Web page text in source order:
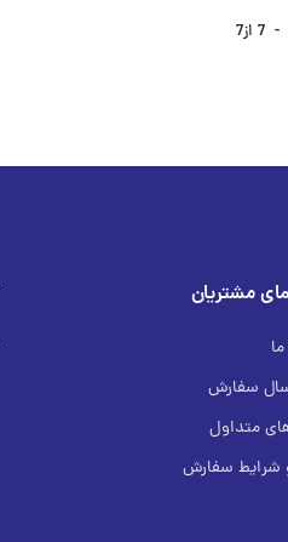
-
7 از7
مشتریان
سفارش
متداول
شرایط سفارش